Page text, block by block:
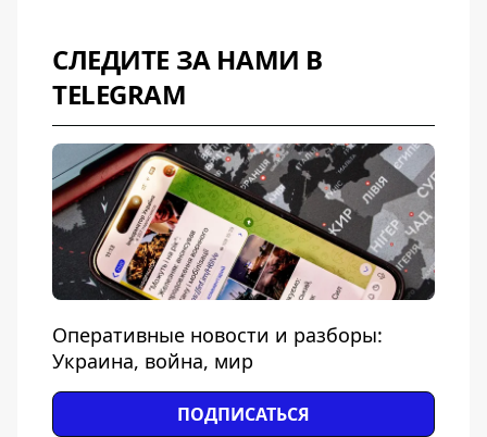
СЛЕДИТЕ ЗА НАМИ В
TELEGRAM
Оперативные новости и разборы:
Украина, война, мир
ПОДПИСАТЬСЯ